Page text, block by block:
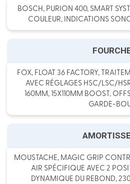
BOSCH, PURION 400, SMART
COULEUR, INDICATIONS
FOX, FLOAT 36 FACTORY,
AVEC RÉGLAGES HSC/LSC/
160MM, 15X110MM BOOST,
GARDE-
MOUSTACHE, MAGIC GRIP
AIR SPÉCIFIQUE AVEC 2
DYNAMIQUE DU REBOND,